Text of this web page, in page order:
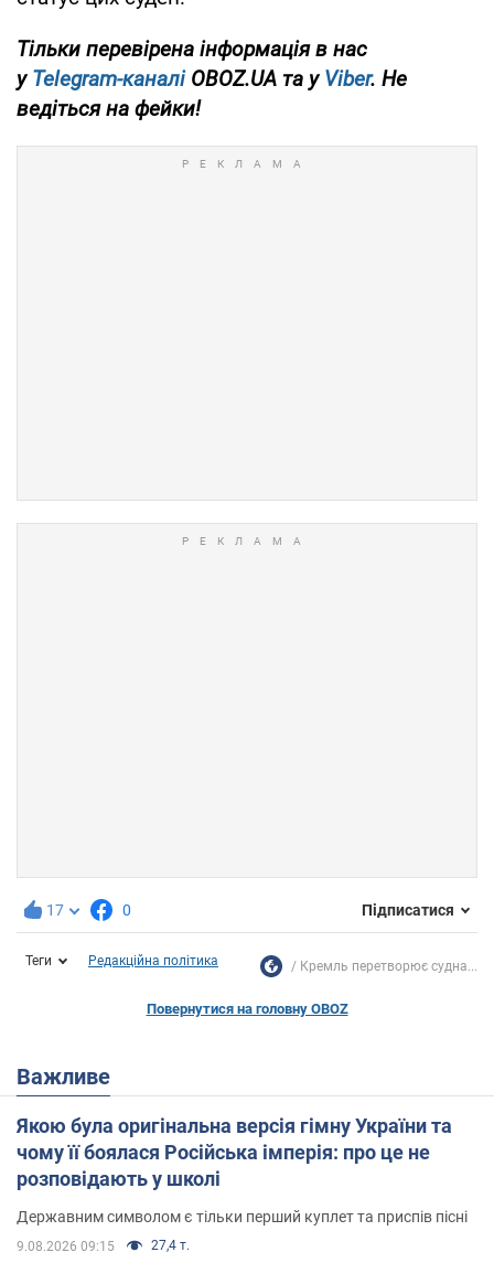
Тільки перевірена інформація в нас
уTelegram-каналіOBOZ.UA та уViber. Не
ведіться на фейки!
17 0 Підписатися
Теги Редакційна політика Кремль перетворює судна...
Повернутися на головну OBOZ
Важливе
Якою була оригінальна версія гімну України та
чому її боялася Російська імперія: про це не
розповідають у школі
Державним символом є тільки перший куплет та приспів пісні
9.08.2026 09:15 27,4 т.